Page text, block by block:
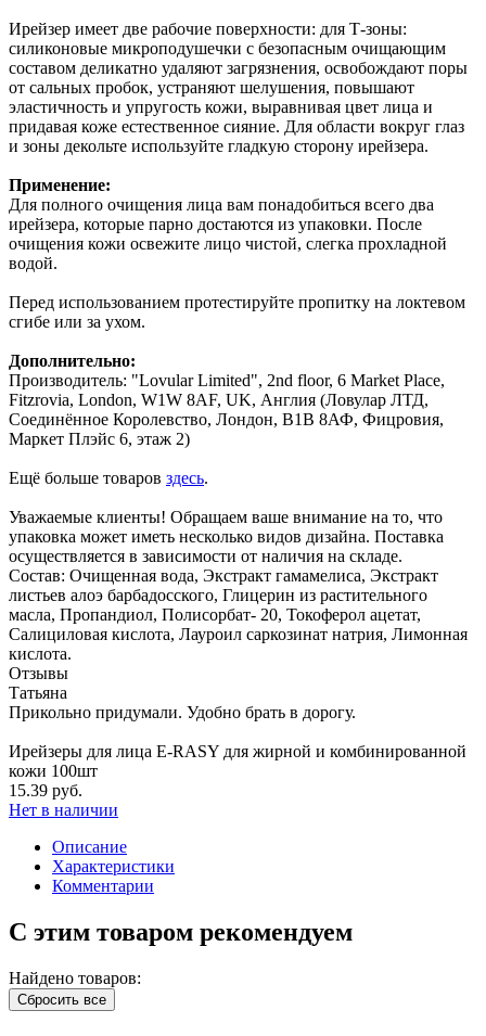
Ирейзер имеет две рабочие поверхности: для Т-зоны:
силиконовые микроподушечки с безопасным очищающим
составом деликатно удаляют загрязнения, освобождают поры
от сальных пробок, устраняют шелушения, повышают
эластичность и упругость кожи, выравнивая цвет лица и
придавая коже естественное сияние. Для области вокруг глаз
и зоны декольте используйте гладкую сторону ирейзера.
Применение:
Для полного очищения лица вам понадобиться всего два
ирейзера, которые парно достаются из упаковки. После
очищения кожи освежите лицо чистой, слегка прохладной
водой.
Перед использованием протестируйте пропитку на локтевом
сгибе или за ухом.
Дополнительно:
Производитель: "Lovular Limited", 2nd floor, 6 Market Place,
Fitzrovia, London, W1W 8AF, UK, Англия (Ловулар ЛТД,
Соединённое Королевство, Лондон, В1В 8АФ, Фицровия,
Маркет Плэйс 6, этаж 2)
Ещё больше товаров здесь.
Уважаемые клиенты! Обращаем ваше внимание на то, что
упаковка может иметь несколько видов дизайна. Поставка
осуществляется в зависимости от наличия на складе.
Состав: Очищенная вода, Экстракт гамамелиса, Экстракт
листьев алоэ барбадосского, Глицерин из растительного
масла, Пропандиол, Полисорбат- 20, Токоферол ацетат,
Салициловая кислота, Лауроил саркозинат натрия, Лимонная
кислота.
Отзывы
Татьяна
Прикольно придумали. Удобно брать в дорогу.
Ирейзеры для лица E-RASY для жирной и комбинированной
кожи 100шт
15.39 руб.
Нет в наличии
Описание
Характеристики
Комментарии
С этим товаром рекомендуем
Найдено товаров:
Сбросить все